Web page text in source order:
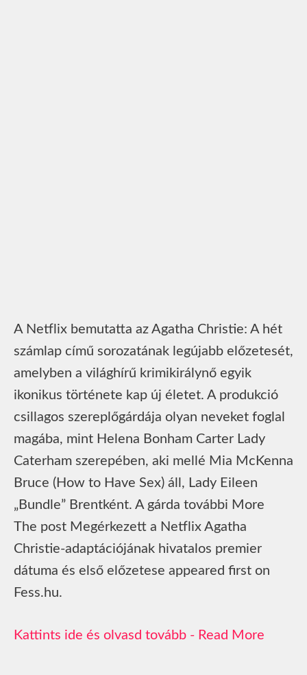
A Netflix bemutatta az Agatha Christie: A hét
számlap című sorozatának legújabb előzetesét,
amelyben a világhírű krimikirálynő egyik
ikonikus története kap új életet. A produkció
csillagos szereplőgárdája olyan neveket foglal
magába, mint Helena Bonham Carter Lady
Caterham szerepében, aki mellé Mia McKenna
Bruce (How to Have Sex) áll, Lady Eileen
„Bundle” Brentként. A gárda további More
The post Megérkezett a Netflix Agatha
Christie-adaptációjának hivatalos premier
dátuma és első előzetese appeared first on
Fess.hu.
Read More